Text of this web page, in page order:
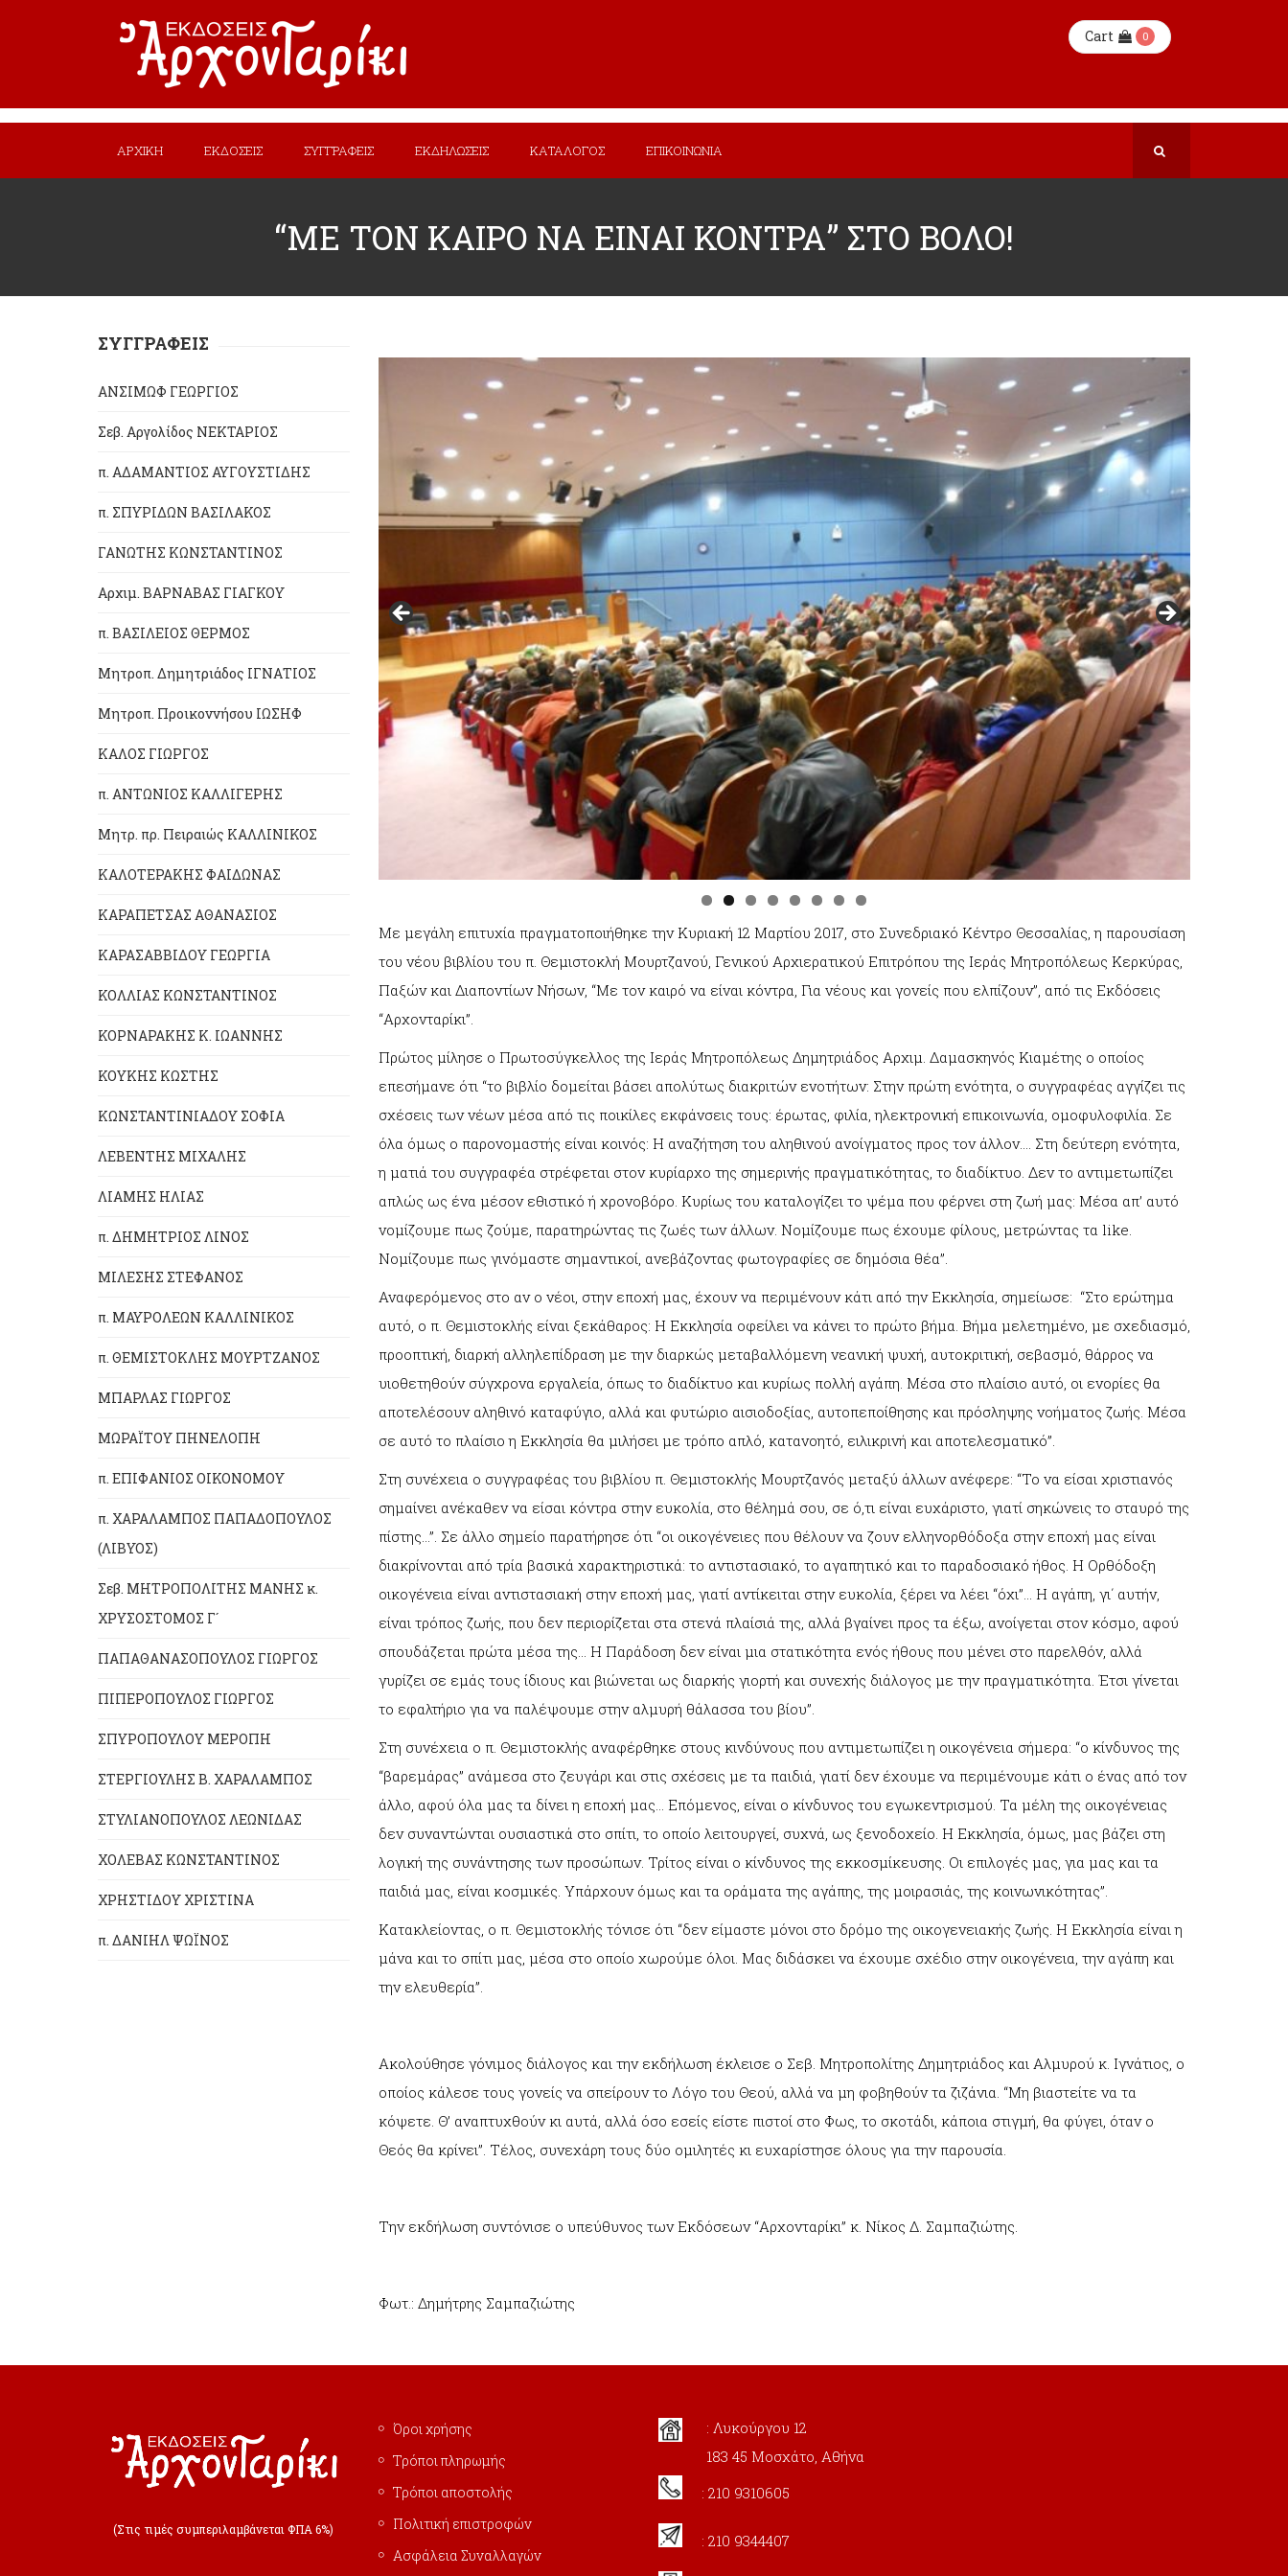
Cart 0
ΑΡΧΙΚΗ ΕΚΔΟΣΕΙΣ ΣΥΓΓΡΑΦΕΙΣ ΕΚΔΗΛΩΣΕΙΣ ΚΑΤΑΛΟΓΟΣ ΕΠΙΚΟΙΝΩΝΙΑ
“ΜΕ ΤΟΝ ΚΑΙΡΟ ΝΑ ΕΙΝΑΙ ΚΟΝΤΡΑ” ΣΤΟ ΒΟΛΟ!
Με μεγάλη επιτυχία πραγματοποιήθηκε την Κυριακή 12 Μαρτίου 2017, στο Συνεδριακό Κέντρο Θεσσαλίας, η παρουσίαση
του νέου βιβλίου του π. Θεμιστοκλή Μουρτζανού, Γενικού Αρχιερατικού Επιτρόπου της Ιεράς Μητροπόλεως Κερκύρας,
Παξών και Διαποντίων Νήσων, “Με τον καιρό να είναι κόντρα, Για νέους και γονείς που ελπίζουν”, από τις Εκδόσεις
“Αρχονταρίκι”.
Πρώτος μίλησε ο Πρωτοσύγκελλος της Ιεράς Μητροπόλεως Δημητριάδος Αρχιμ. Δαμασκηνός Κιαμέτης ο οποίος
επεσήμανε ότι “το βιβλίο δομείται βάσει απολύτως διακριτών ενοτήτων: Στην πρώτη ενότητα, ο συγγραφέας αγγίζει τις
σχέσεις των νέων μέσα από τις ποικίλες εκφάνσεις τους: έρωτας, φιλία, ηλεκτρονική επικοινωνία, ομοφυλοφιλία. Σε
όλα όμως ο παρονομαστής είναι κοινός: Η αναζήτηση του αληθινού ανοίγματος προς τον άλλον…. Στη δεύτερη ενότητα,
η ματιά του συγγραφέα στρέφεται στον κυρίαρχο της σημερινής πραγματικότητας, το διαδίκτυο. Δεν το αντιμετωπίζει
απλώς ως ένα μέσον εθιστικό ή χρονοβόρο. Κυρίως του καταλογίζει το ψέμα που φέρνει στη ζωή μας: Μέσα απ’ αυτό
νομίζουμε πως ζούμε, παρατηρώντας τις ζωές των άλλων. Νομίζουμε πως έχουμε φίλους, μετρώντας τα like.
Νομίζουμε πως γινόμαστε σημαντικοί, ανεβάζοντας φωτογραφίες σε δημόσια θέα”.
Αναφερόμενος στο αν ο νέοι, στην εποχή μας, έχουν να περιμένουν κάτι από την Εκκλησία, σημείωσε: “Στο ερώτημα
αυτό, ο π. Θεμιστοκλής είναι ξεκάθαρος: Η Εκκλησία οφείλει να κάνει το πρώτο βήμα. Βήμα μελετημένο, με σχεδιασμό,
προοπτική, διαρκή αλληλεπίδραση με την διαρκώς μεταβαλλόμενη νεανική ψυχή, αυτοκριτική, σεβασμό, θάρρος να
υιοθετηθούν σύγχρονα εργαλεία, όπως το διαδίκτυο και κυρίως πολλή αγάπη. Μέσα στο πλαίσιο αυτό, οι ενορίες θα
αποτελέσουν αληθινό καταφύγιο, αλλά και φυτώριο αισιοδοξίας, αυτοπεποίθησης και πρόσληψης νοήματος ζωής. Μέσα
σε αυτό το πλαίσιο η Εκκλησία θα μιλήσει με τρόπο απλό, κατανοητό, ειλικρινή και αποτελεσματικό”.
Στη συνέχεια ο συγγραφέας του βιβλίου π. Θεμιστοκλής Μουρτζανός μεταξύ άλλων ανέφερε: “Το να είσαι χριστιανός
σημαίνει ανέκαθεν να είσαι κόντρα στην ευκολία, στο θέλημά σου, σε ό,τι είναι ευχάριστο, γιατί σηκώνεις το σταυρό της
πίστης…”. Σε άλλο σημείο παρατήρησε ότι “οι οικογένειες που θέλουν να ζουν ελληνορθόδοξα στην εποχή μας είναι
διακρίνονται από τρία βασικά χαρακτηριστικά: το αντιστασιακό, το αγαπητικό και το παραδοσιακό ήθος. Η Ορθόδοξη
οικογένεια είναι αντιστασιακή στην εποχή μας, γιατί αντίκειται στην ευκολία, ξέρει να λέει “όχι”… Η αγάπη, γι΄ αυτήν,
είναι τρόπος ζωής, που δεν περιορίζεται στα στενά πλαίσιά της, αλλά βγαίνει προς τα έξω, ανοίγεται στον κόσμο, αφού
σπουδάζεται πρώτα μέσα της… Η Παράδοση δεν είναι μια στατικότητα ενός ήθους που μένει στο παρελθόν, αλλά
γυρίζει σε εμάς τους ίδιους και βιώνεται ως διαρκής γιορτή και συνεχής διάλογος με την πραγματικότητα. Έτσι γίνεται
το εφαλτήριο για να παλέψουμε στην αλμυρή θάλασσα του βίου”.
Στη συνέχεια ο π. Θεμιστοκλής αναφέρθηκε στους κινδύνους που αντιμετωπίζει η οικογένεια σήμερα: “ο κίνδυνος της
“βαρεμάρας” ανάμεσα στο ζευγάρι και στις σχέσεις με τα παιδιά, γιατί δεν έχουμε να περιμένουμε κάτι ο ένας από τον
άλλο, αφού όλα μας τα δίνει η εποχή μας… Επόμενος, είναι ο κίνδυνος του εγωκεντρισμού. Τα μέλη της οικογένειας
δεν συναντώνται ουσιαστικά στο σπίτι, το οποίο λειτουργεί, συχνά, ως ξενοδοχείο. Η Εκκλησία, όμως, μας βάζει στη
λογική της συνάντησης των προσώπων. Τρίτος είναι ο κίνδυνος της εκκοσμίκευσης. Οι επιλογές μας, για μας και τα
παιδιά μας, είναι κοσμικές. Υπάρχουν όμως και τα οράματα της αγάπης, της μοιρασιάς, της κοινωνικότητας”.
Κατακλείοντας, ο π. Θεμιστοκλής τόνισε ότι “δεν είμαστε μόνοι στο δρόμο της οικογενειακής ζωής. Η Εκκλησία είναι η
μάνα και το σπίτι μας, μέσα στο οποίο χωρούμε όλοι. Μας διδάσκει να έχουμε σχέδιο στην οικογένεια, την αγάπη και
την ελευθερία”.
Ακολούθησε γόνιμος διάλογος και την εκδήλωση έκλεισε ο Σεβ. Μητροπολίτης Δημητριάδος και Αλμυρού κ. Ιγνάτιος, ο
οποίος κάλεσε τους γονείς να σπείρουν το Λόγο του Θεού, αλλά να μη φοβηθούν τα ζιζάνια. “Μη βιαστείτε να τα
κόψετε. Θ’ αναπτυχθούν κι αυτά, αλλά όσο εσείς είστε πιστοί στο Φως, το σκοτάδι, κάποια στιγμή, θα φύγει, όταν ο
Θεός θα κρίνει”. Τέλος, συνεχάρη τους δύο ομιλητές κι ευχαρίστησε όλους για την παρουσία.
Την εκδήλωση συντόνισε ο υπεύθυνος των Εκδόσεων “Αρχονταρίκι” κ. Νίκος Δ. Σαμπαζιώτης.
Φωτ.: Δημήτρης Σαμπαζιώτης
ΣΥΓΓΡΑΦΕΙΣ
ΑΝΣΙΜΩΦ ΓΕΩΡΓΙΟΣ
Σεβ. Αργολίδος ΝΕΚΤΑΡΙΟΣ
π. ΑΔΑΜΑΝΤΙΟΣ ΑΥΓΟΥΣΤΙΔΗΣ
π. ΣΠΥΡΙΔΩΝ ΒΑΣΙΛΑΚΟΣ
ΓΑΝΩΤΗΣ ΚΩΝΣΤΑΝΤΙΝΟΣ
Αρχιμ. ΒΑΡΝΑΒΑΣ ΓΙΑΓΚΟΥ
π. ΒΑΣΙΛΕΙΟΣ ΘΕΡΜΟΣ
Μητροπ. Δημητριάδος ΙΓΝΑΤΙΟΣ
Μητροπ. Προικοννήσου ΙΩΣΗΦ
ΚΑΛΟΣ ΓΙΩΡΓΟΣ
π. ΑΝΤΩΝΙΟΣ ΚΑΛΛΙΓΕΡΗΣ
Μητρ. πρ. Πειραιώς ΚΑΛΛΙΝΙΚΟΣ
ΚΑΛΟΤΕΡΑΚΗΣ ΦΑΙΔΩΝΑΣ
ΚΑΡΑΠΕΤΣΑΣ ΑΘΑΝΑΣΙΟΣ
ΚΑΡΑΣΑΒΒΙΔΟΥ ΓΕΩΡΓΙΑ
ΚΟΛΛΙΑΣ ΚΩΝΣΤΑΝΤΙΝΟΣ
ΚΟΡΝΑΡΑΚΗΣ Κ. ΙΩΑΝΝΗΣ
ΚΟΥΚΗΣ ΚΩΣΤΗΣ
ΚΩΝΣΤΑΝΤΙΝΙΑΔΟΥ ΣΟΦΙΑ
ΛΕΒΕΝΤΗΣ ΜΙΧΑΛΗΣ
ΛΙΑΜΗΣ ΗΛΙΑΣ
π. ΔΗΜΗΤΡΙΟΣ ΛΙΝΟΣ
ΜΙΛΕΣΗΣ ΣΤΕΦΑΝΟΣ
π. ΜΑΥΡΟΛΕΩΝ ΚΑΛΛΙΝΙΚΟΣ
π. ΘΕΜΙΣΤΟΚΛΗΣ ΜΟΥΡΤΖΑΝΟΣ
ΜΠΑΡΛΑΣ ΓΙΩΡΓΟΣ
ΜΩΡΑΪΤΟΥ ΠΗΝΕΛΟΠΗ
π. ΕΠΙΦΑΝΙΟΣ ΟΙΚΟΝΟΜΟΥ
π. ΧΑΡΑΛΑΜΠΟΣ ΠΑΠΑΔΟΠΟΥΛΟΣ
(ΛΙΒΥΟΣ)
Σεβ. ΜΗΤΡΟΠΟΛΙΤΗΣ ΜΑΝΗΣ κ.
ΧΡΥΣΟΣΤΟΜΟΣ Γ´
ΠΑΠΑΘΑΝΑΣΟΠΟΥΛΟΣ ΓΙΩΡΓΟΣ
ΠΙΠΕΡΟΠΟΥΛΟΣ ΓΙΩΡΓΟΣ
ΣΠΥΡΟΠΟΥΛΟΥ ΜΕΡΟΠΗ
ΣΤΕΡΓΙΟΥΛΗΣ Β. ΧΑΡΑΛΑΜΠΟΣ
ΣΤΥΛΙΑΝΟΠΟΥΛΟΣ ΛΕΩΝΙΔΑΣ
ΧΟΛΕΒΑΣ ΚΩΝΣΤΑΝΤΙΝΟΣ
ΧΡΗΣΤΙΔΟΥ ΧΡΙΣΤΙΝΑ
π. ΔΑΝΙΗΛ ΨΩΪΝΟΣ
(Στις τιμές συμπεριλαμβάνεται ΦΠΑ 6%)
Όροι χρήσης
Τρόποι πληρωμής
Τρόποι αποστολής
Πολιτική επιστροφών
Ασφάλεια Συναλλαγών
: Λυκούργου 12
183 45 Μοσχάτο, Αθήνα
: 210 9310605
: 210 9344407